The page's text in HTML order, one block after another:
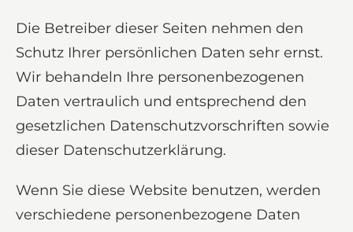
Die Betreiber dieser Seiten nehmen den
Schutz Ihrer persönlichen Daten sehr ernst.
Wir behandeln Ihre personenbezogenen
Daten vertraulich und entsprechend den
gesetzlichen Datenschutzvorschriften sowie
dieser Datenschutzerklärung.
Wenn Sie diese Website benutzen, werden
verschiedene personenbezogene Daten